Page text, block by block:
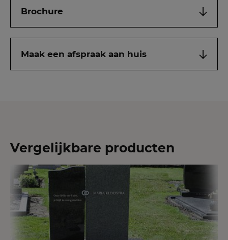
Brochure
Maak een afspraak aan huis
Vergelijkbare producten